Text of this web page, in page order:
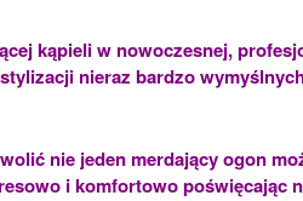
kąpieli w nowoczesnej,
nieraz bardzo
nie jeden merdający ogon
i komfortowo poświęcając